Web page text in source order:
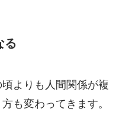
る
よりも人間関係が複
も変わってきます。